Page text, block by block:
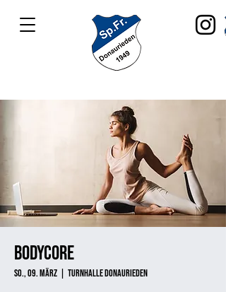
Bodycore
So., 09. März Turnhalle Donaurieden